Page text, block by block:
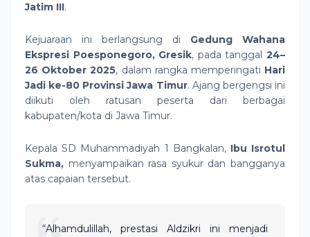
Jatim III.
Kejuaraan ini berlangsung di Gedung Wahana
Ekspresi Poesponegoro, Gresik, pada tanggal24–
26 Oktober 2025, dalam rangka memperingati Hari
Jadi ke-80 Provinsi Jawa Timur. Ajang bergengsi ini
diikuti oleh ratusan peserta dari berbagai
kabupaten/kota di Jawa Timur.
Kepala SD Muhammadiyah 1 Bangkalan, Ibu Isrotul
Sukma, menyampaikan rasa syukur dan bangganya
atas capaian tersebut.
“Alhamdulillah, prestasi Aldzikri ini menjadi